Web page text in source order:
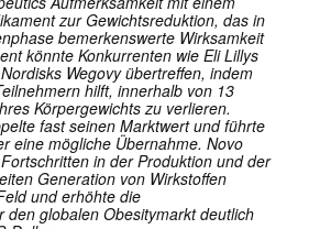
zur Gewichtsreduktion, das in
bemerkenswerte Wirksamkeit
könnte Konkurrenten wie Eli Lillys
Wegovy übertreffen, indem
hilft, innerhalb von 13
Körpergewichts zu verlieren.
fast seinen Marktwert und führte
eine mögliche Übernahme. Novo
in der Produktion und der
Generation von Wirkstoffen
und erhöhte die
den globalen Obesitymarkt deutlich